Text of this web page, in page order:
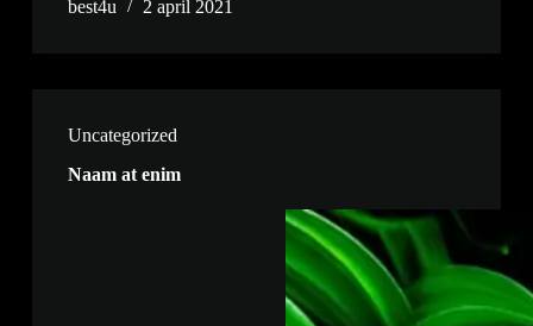
best4u 2 april 2021
Uncategorized
Naam at enim